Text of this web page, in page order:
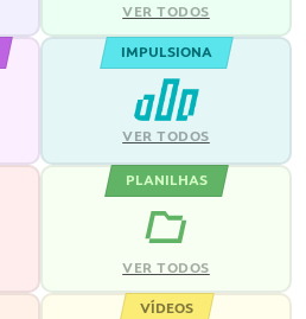
VER TODOS
IMPULSIONA
VER TODOS
PLANILHAS
VER TODOS
VÍDEOS